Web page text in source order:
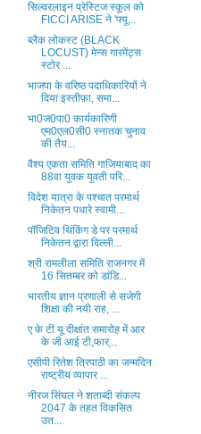
सिल्वरलाइन प्रेस्टिज स्कूल को
FICCI ARISE ने 'फ्यू...
ब्लैक लोकस्ट (BLACK
LOCUST) मेन्स गारमेंट्स
स्टोर ...
भाजपा के वरिष्ठ पदाधिकारियों ने
दिया इस्तीफ़ा, समा...
भा0ज0पा0 कार्यकारिणी
एम0एल0सी0 स्नातक चुनाव
की तैय...
वैश्य एकता समिति गाजियाबाद का
88वा युवक युवती परि...
विदेश यात्रा के पश्चात परमार्थ
निकेतन पधारे स्वामी...
पॉजिटिव थिंकिंग डे पर परमार्थ
निकेतन द्वारा दिल्ली...
श्री रामलीला समिति राजनगर में
16 सितम्बर को डांडि...
भारतीय ज्ञान प्रणाली से सजेगी
शिक्षा की नयी राह, ...
ए के टी यू दीक्षांत समारोह में आर
के जी आई टी,फार्...
एसीपी रितेश त्रिपाठी का जन्मदिन
राष्ट्रीय व्यापार ...
नीरज सिंघल ने शताब्दी संकल्प
2047 के तहत विकसित
उत...